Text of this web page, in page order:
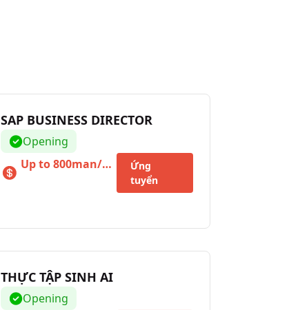
SAP BUSINESS DIRECTOR
Opening
Up to 800man/Nenshu + incentive bonus
Ứng
tuyển
THỰC TẬP SINH AI
Opening